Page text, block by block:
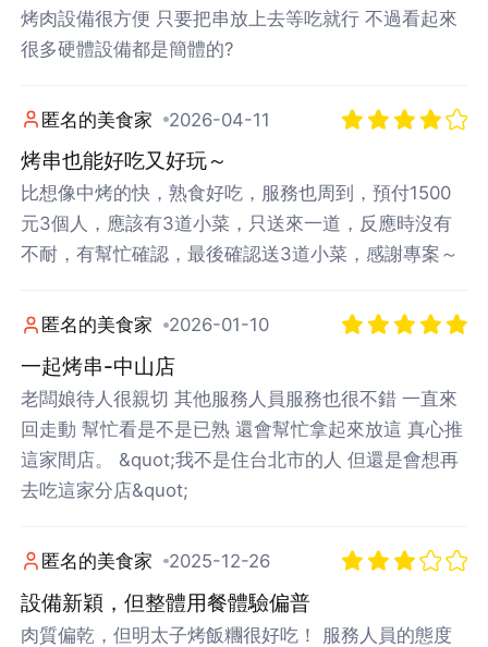
烤肉設備很方便 只要把串放上去等吃就行 不過看起來
很多硬體設備都是簡體的?
匿名的美食家 2026-04-11
烤串也能好吃又好玩～
比想像中烤的快，熟食好吃，服務也周到，預付1500
元3個人，應該有3道小菜，只送來一道，反應時沒有
不耐，有幫忙確認，最後確認送3道小菜，感謝專案～
匿名的美食家 2026-01-10
一起烤串-中山店
老闆娘待人很親切 其他服務人員服務也很不錯 一直來
回走動 幫忙看是不是已熟 還會幫忙拿起來放這 真心推
這家間店。 &quot;我不是住台北市的人 但還是會想再
去吃這家分店&quot;
匿名的美食家 2025-12-26
設備新穎，但整體用餐體驗偏普
肉質偏乾，但明太子烤飯糰很好吃！ 服務人員的態度